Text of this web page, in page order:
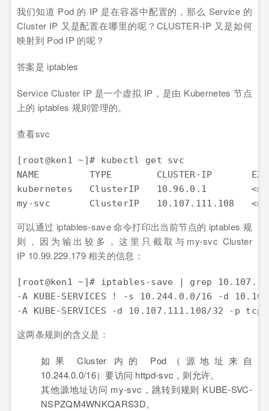
我们知道 Pod 的 IP 是在容器中配置的，那么 Service 的
Cluster IP 又是配置在哪里的呢？CLUSTER-IP 又是如何
映射到 Pod IP 的呢？
答案是 iptables
Service Cluster IP 是一个虚拟 IP，是由 Kubernetes 节点
上的 iptables 规则管理的。
查看svc
[root@ken1 ~]# kubectl get svc
NAME         TYPE        CLUSTER-IP
kubernetes   ClusterIP 10.96 . 0 . 1
my-svc       ClusterIP 10.107 . 111.108
可以通过 iptables-save 命令打印出当前节点的 iptables 规
则，因为输出较多，这里只截取与my-svc Cluster
IP 10.99.229.179 相关的信息：
[root@ken1 ~]# iptables-save | grep
-A KUBE-SERVICES !
-s 10.244.0.0/16 -d
-A KUBE-SERVICES
-d 10.107.111.108/32 -p tcp
这两条规则的含义是：
如果 Cluster 内的 Pod（源地址来自
10.244.0.0/16）要访问 httpd-svc，则允许。
其他源地址访问 my-svc，跳转到规则 KUBE-SVC-
NSPZQM4WNKQARS3D。